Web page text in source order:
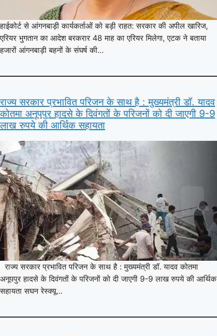
हाईकोर्ट से आंगनबाड़ी कार्यकर्ताओं को बड़ी राहत: सरकार की अपील खारिज,
एरियर भुगतान का आदेश बरकरार 48 माह का एरियर मिलेगा, एटक ने बताया
हजारों आंगनबाड़ी बहनों के संघर्ष की…
राज्य सरकार प्रभावित परिजन के साथ है : मुख्यमंत्री डॉ. यादव
कोतमा अनूपपुर हादसे के दिवंगतों के परिजनों को दी जाएगी 9-9
लाख रुपये की आर्थिक सहायता
राज्य सरकार प्रभावित परिजन के साथ है : मुख्यमंत्री डॉ. यादव कोतमा
अनूपपुर हादसे के दिवंगतों के परिजनों को दी जाएगी 9-9 लाख रुपये की आर्थिक
सहायता सघन रेस्क्यू…